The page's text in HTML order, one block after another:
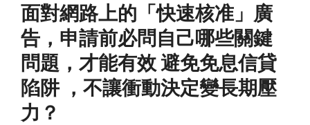
面對網路上的「快速核准」廣
告，申請前必問自己哪些關鍵
問題，才能有效 避免免息信貸
陷阱 ，不讓衝動決定變長期壓
力？